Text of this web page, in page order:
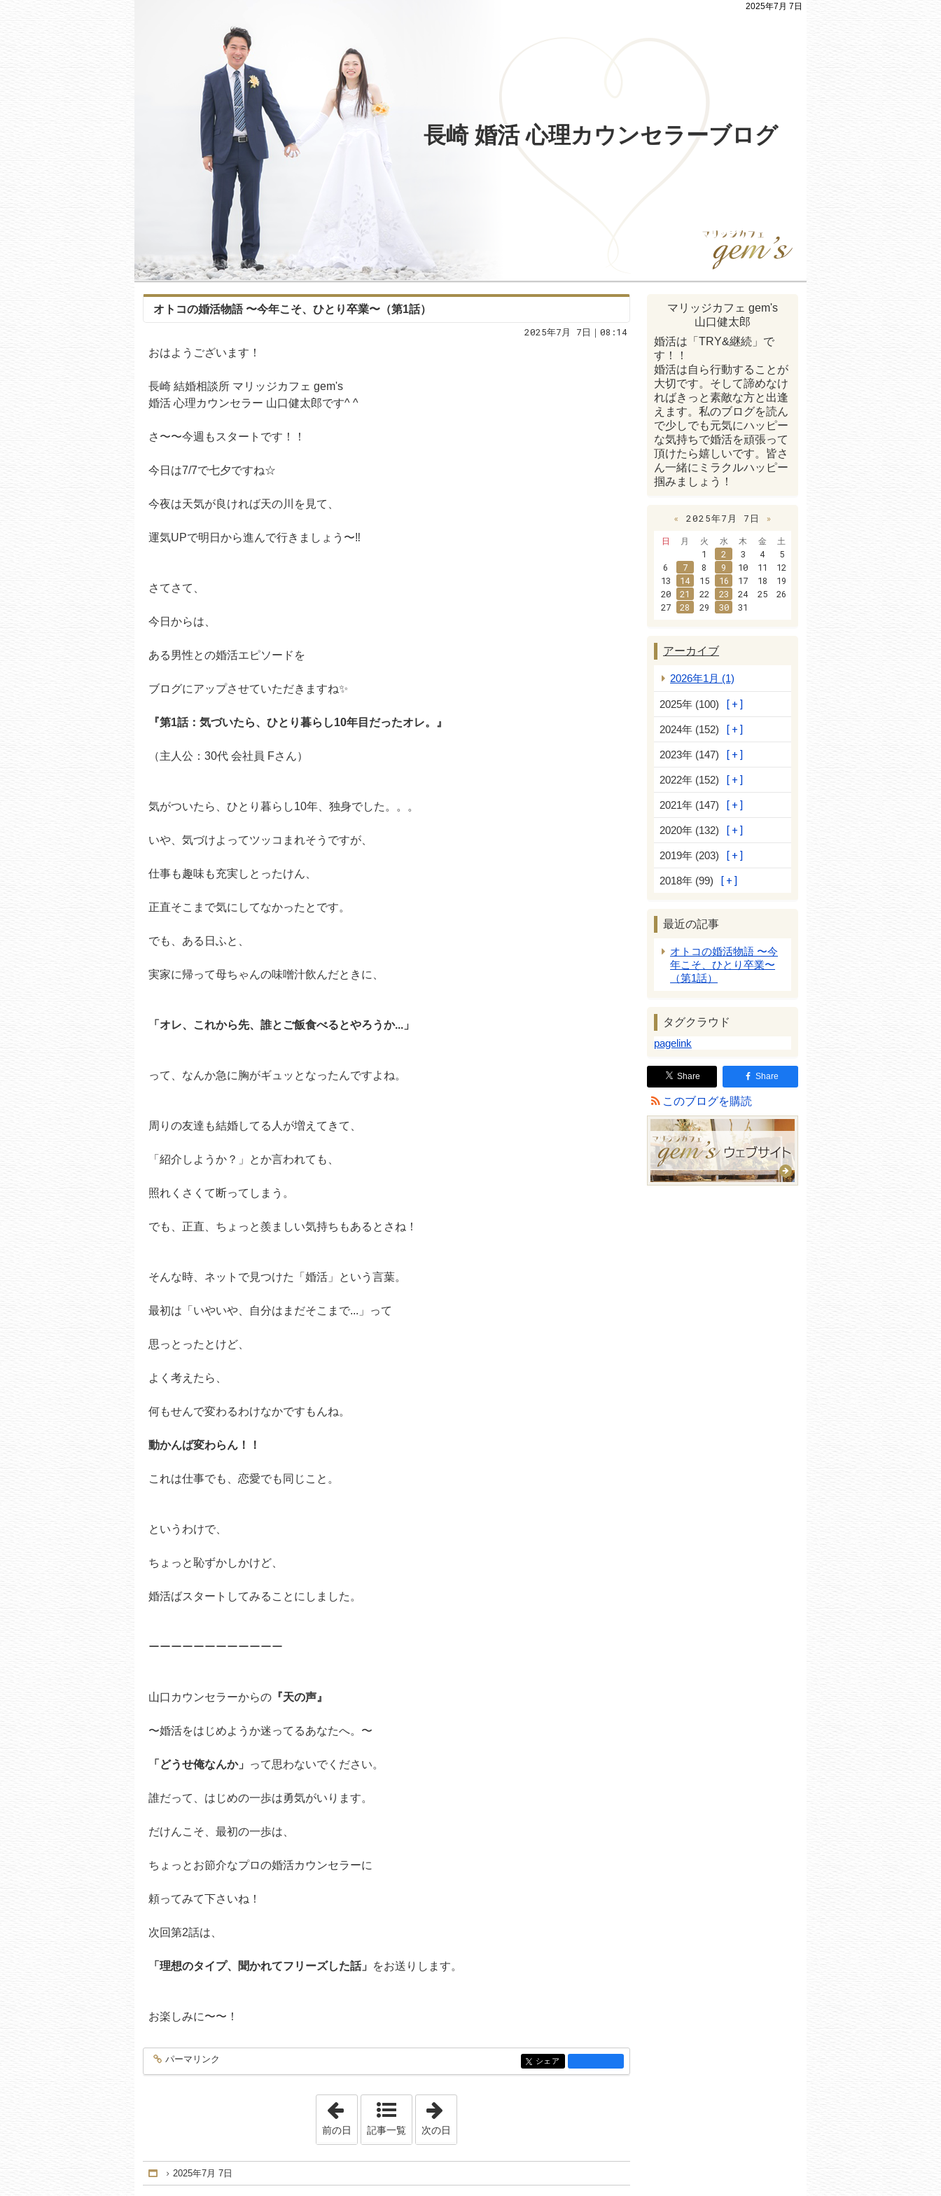
2025年7月 7日
長崎 婚活 心理カウンセラーブログ
オトコの婚活物語 〜今年こそ、ひとり卒業〜（第1話）
2025年7月 7日｜08:14
おはようございます！
長崎 結婚相談所 マリッジカフェ gem's
婚活 心理カウンセラー 山口健太郎です^ ^
さ〜〜今週もスタートです！！
今日は7/7で七夕ですね☆
今夜は天気が良ければ天の川を見て、
運気UPで明日から進んで行きましょう〜‼️
さてさて、
今日からは、
ある男性との婚活エピソードを
ブログにアップさせていただきますね✨
『第1話：気づいたら、ひとり暮らし10年目だったオレ。』
（主人公：30代 会社員 Fさん）
気がついたら、ひとり暮らし10年、独身でした。。。
いや、気づけよってツッコまれそうですが、
仕事も趣味も充実しとったけん、
正直そこまで気にしてなかったとです。
でも、ある日ふと、
実家に帰って母ちゃんの味噌汁飲んだときに、
「オレ、これから先、誰とご飯食べるとやろうか...」
って、なんか急に胸がギュッとなったんですよね。
周りの友達も結婚してる人が増えてきて、
「紹介しようか？」とか言われても、
照れくさくて断ってしまう。
でも、正直、ちょっと羨ましい気持ちもあるとさね！
そんな時、ネットで見つけた「婚活」という言葉。
最初は「いやいや、自分はまだそこまで...」って
思っとったとけど、
よく考えたら、
何もせんで変わるわけなかですもんね。
動かんば変わらん！！
これは仕事でも、恋愛でも同じこと。
というわけで、
ちょっと恥ずかしかけど、
婚活ばスタートしてみることにしました。
ーーーーーーーーーーーー
山口カウンセラーからの 『天の声』
〜婚活をはじめようか迷ってるあなたへ。〜
「どうせ俺なんか」 って思わないでください。
誰だって、はじめの一歩は勇気がいります。
だけんこそ、最初の一歩は、
ちょっとお節介なプロの婚活カウンセラーに
頼ってみて下さいね！
次回第2話は、
「理想のタイプ、聞かれてフリーズした話」 をお送りします。
お楽しみに〜〜！
entry3709
パーマリンク entry3709
シェア
「2025年7月 2日」
前の日 記事一覧 次の日
Home
2025年7月 7日
マリッジカフェ gem's
山口健太郎
婚活は「TRY&継続」で
す！！
婚活は自ら行動することが
大切です。そして諦めなけ
ればきっと素敵な方と出逢
えます。私のブログを読ん
で少しでも元気にハッピー
な気持ちで婚活を頑張って
頂けたら嬉しいです。皆さ
ん一緒にミラクルハッピー
掴みましょう！
« 2025年7月 7日
»
日
月 火 水 木 金
土
1
2 3 4
5
6
7 8 9 10 11
12
13
14 15 16 17 18
19
20
21 22 23 24 25
26
27
28 29 30 31
アーカイブ
2026年1月 (1)
2025年 (100)
2024年 (152)
2023年 (147)
2022年 (152)
2021年 (147)
2020年 (132)
2019年 (203)
2018年 (99)
最近の記事
オトコの婚活物語 〜今
年こそ、ひとり卒業〜
（第1話）
タグクラウド
pagelink
Share Share
このブログを購読